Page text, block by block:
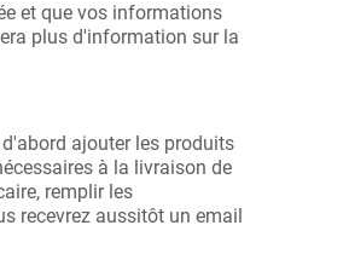
et que vos informations
plus d'information sur la
ajouter les produits
à la livraison de
remplir les
recevrez aussitôt un email